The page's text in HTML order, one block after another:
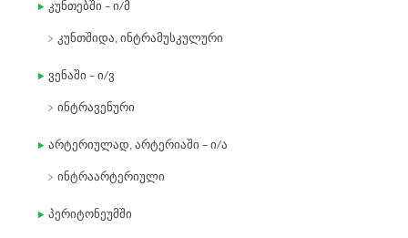
კუნთებში – ი/მ
კუნთშიდა, ინტრამუსკულური
ვენაში – ი/ვ
ინტრავენური
არტერიულად, არტერიაში – ი/ა
ინტრაარტერიული
პერიტონეუმში